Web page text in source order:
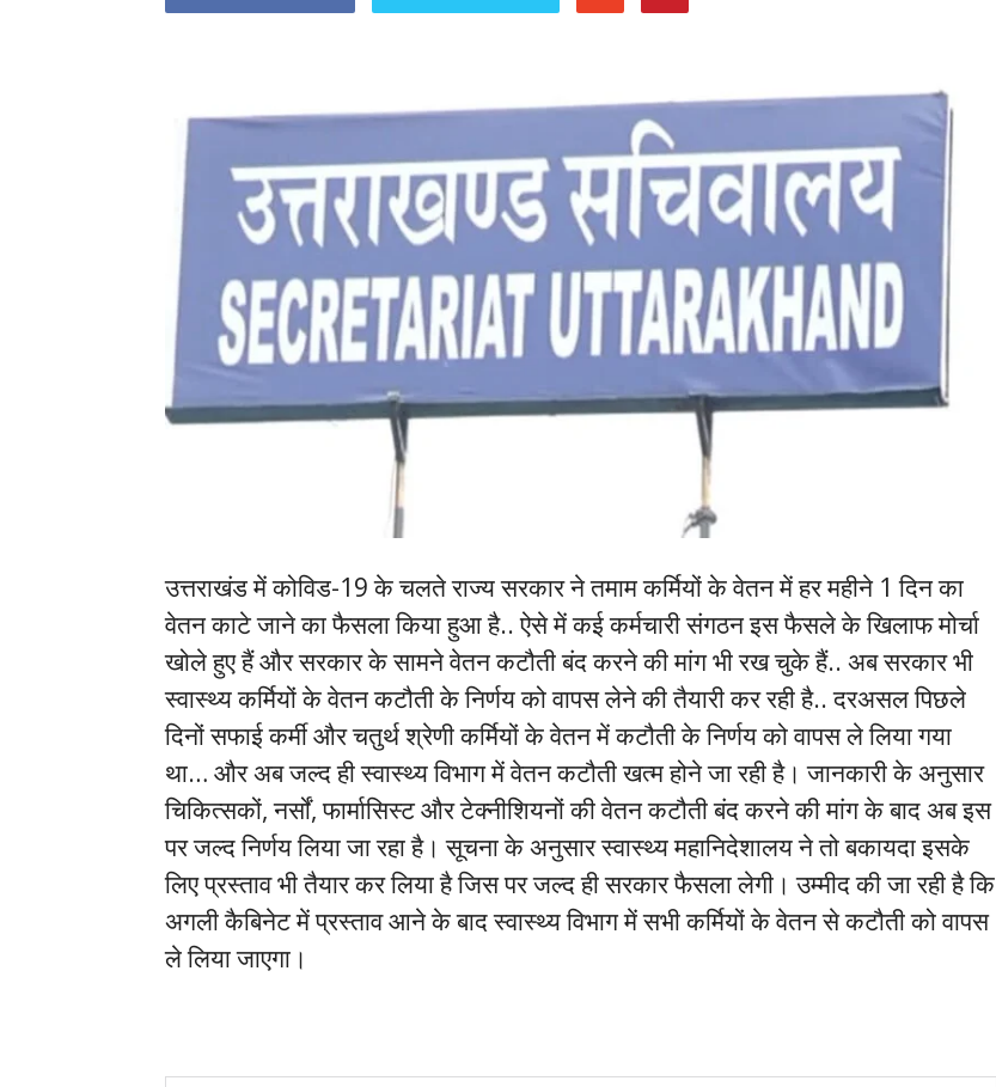
उत्तराखंड में कोविड-19 के चलते राज्य सरकार ने तमाम कर्मियों के वेतन में हर महीने 1 दिन का
वेतन काटे जाने का फैसला किया हुआ है.. ऐसे में कई कर्मचारी संगठन इस फैसले के खिलाफ मोर्चा
खोले हुए हैं और सरकार के सामने वेतन कटौती बंद करने की मांग भी रख चुके हैं.. अब सरकार भी
स्वास्थ्य कर्मियों के वेतन कटौती के निर्णय को वापस लेने की तैयारी कर रही है.. दरअसल पिछले
दिनों सफाई कर्मी और चतुर्थ श्रेणी कर्मियों के वेतन में कटौती के निर्णय को वापस ले लिया गया
था… और अब जल्द ही स्वास्थ्य विभाग में वेतन कटौती खत्म होने जा रही है। जानकारी के अनुसार
चिकित्सकों, नर्सों, फार्मासिस्ट और टेक्नीशियनों की वेतन कटौती बंद करने की मांग के बाद अब इस
पर जल्द निर्णय लिया जा रहा है। सूचना के अनुसार स्वास्थ्य महानिदेशालय ने तो बकायदा इसके
लिए प्रस्ताव भी तैयार कर लिया है जिस पर जल्द ही सरकार फैसला लेगी। उम्मीद की जा रही है कि
अगली कैबिनेट में प्रस्ताव आने के बाद स्वास्थ्य विभाग में सभी कर्मियों के वेतन से कटौती को वापस
ले लिया जाएगा।